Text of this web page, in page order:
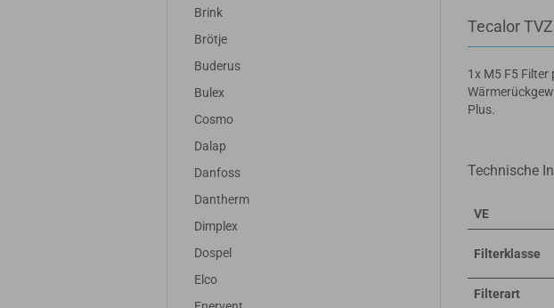
Tecalor
1x M5 F5
Plus.
Technische
VE
Filterklasse
Filterart
Brink
Brötje
Buderus
Bulex
Cosmo
Dalap
Danfoss
Dantherm
Dimplex
Dospel
Elco